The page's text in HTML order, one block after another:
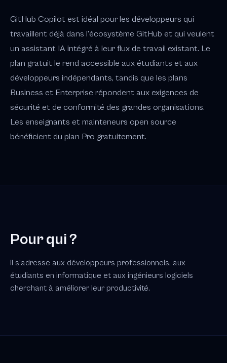
GitHub Copilot est idéal pour les développeurs qui
travaillent déjà dans l'écosystème GitHub et qui veulent
un assistant IA intégré à leur flux de travail existant. Le
plan gratuit le rend accessible aux étudiants et aux
développeurs indépendants, tandis que les plans
Business et Enterprise répondent aux exigences de
sécurité et de conformité des grandes organisations.
Les enseignants et mainteneurs open source
bénéficient du plan Pro gratuitement.
Pour qui ?
Il s'adresse aux développeurs professionnels, aux
étudiants en informatique et aux ingénieurs logiciels
cherchant à améliorer leur productivité.